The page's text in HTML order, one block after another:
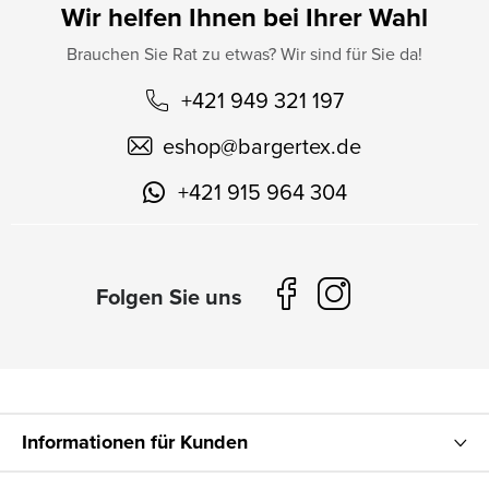
Wir helfen Ihnen bei Ihrer Wahl
Brauchen Sie Rat zu etwas? Wir sind für Sie da!
+421 949 321 197
eshop@bargertex.de
+421 915 964 304
Informationen für Kunden